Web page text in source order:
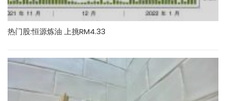
热门股:恒源炼油 上挑RM4.33